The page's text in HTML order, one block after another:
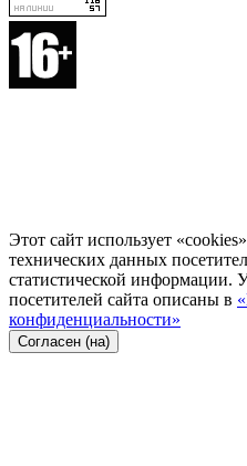
Этот сайт использует
технических данных
статистической информации.
посетителей сайта описаны в
конфиденциальности»
Согласен (на)